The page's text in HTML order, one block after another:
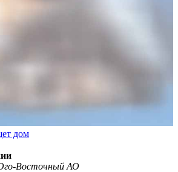
дом
Восточный АО